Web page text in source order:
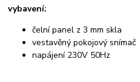
vybavení:
čelní panel z 3 mm skla
vestavěný pokojový snímač
napájení 230V 50Hz